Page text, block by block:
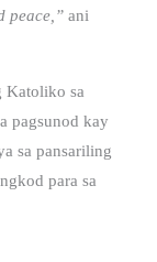
peace,” ani
Katoliko sa
pagsunod kay
sa pansariling
para sa